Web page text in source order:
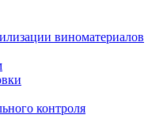
виноматериалов
контроля